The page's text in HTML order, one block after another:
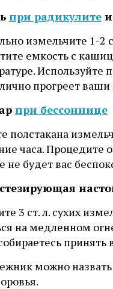
при радикулите
измельчите 1-2
емкость с
Используйте
прогреет
при бессоннице
полстакана
часа. Процедите
не будет вас
3 ст. л. сухих
на медленном
принять
можно